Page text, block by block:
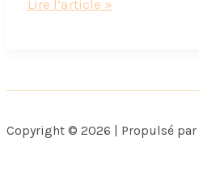
le
du
Lire l’article »
Copyright © 2026 | Propulsé par